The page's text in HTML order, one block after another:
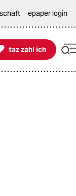
epaper login
zahl ich
taz zahl ich